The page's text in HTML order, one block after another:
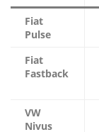
Fiat
Pulse
Fiat
Fastback
VW
Nivus